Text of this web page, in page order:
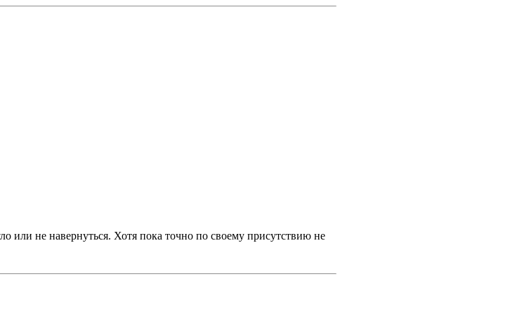
или не навернуться. Хотя пока точно по своему присутствию не